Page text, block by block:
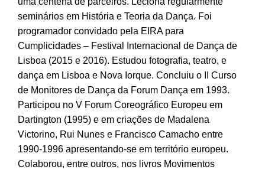
seminários em História e Teoria da Dança. Foi
programador convidado pela EIRA para
Cumplicidades – Festival Internacional de Dança de
Lisboa (2015 e 2016). Estudou fotografia, teatro, e
dança em Lisboa e Nova Iorque. Concluiu o II Curso
de Monitores de Dança da Forum Dança em 1993.
Participou no V Forum Coreográfico Europeu em
Dartington (1995) e em criações de Madalena
Victorino, Rui Nunes e Francisco Camacho entre
1990-1996 apresentando-se em território europeu.
Colaborou, entre outros, nos livros Movimentos